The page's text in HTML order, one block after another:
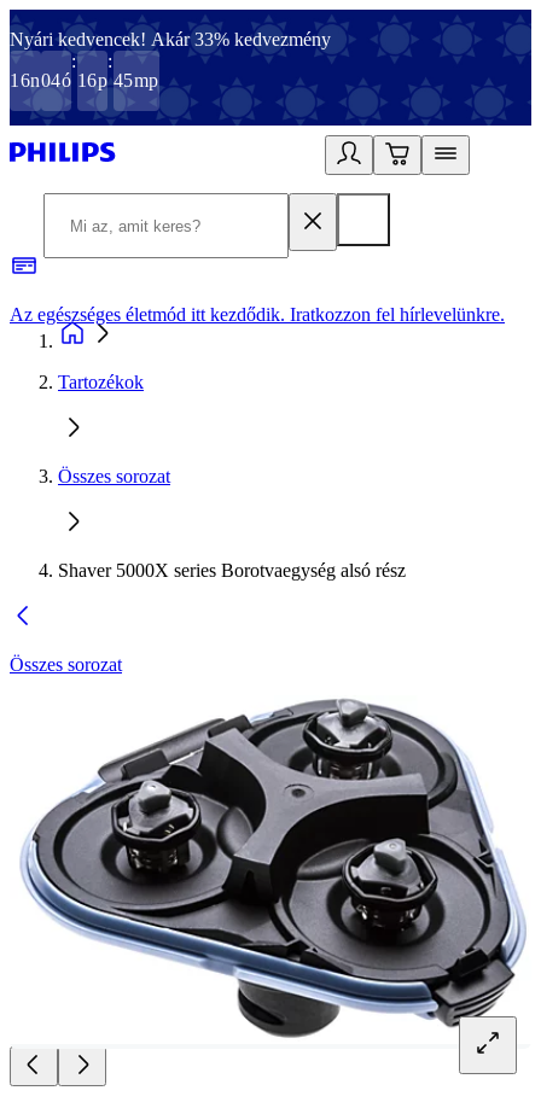
Nyári kedvencek! Akár 33% kedvezmény
16n04ó
:
16p
:
45mp
Az egészséges életmód itt kezdődik. Iratkozzon fel hírlevelünkre.
Tartozékok
Összes sorozat
Shaver 5000X series Borotvaegység alsó rész
Összes sorozat